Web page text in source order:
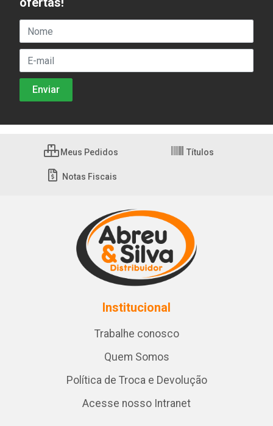
Meus Pedidos Títulos
Notas Fiscais
Institucional
Trabalhe conosco
Quem Somos
Política de Troca e Devolução
Acesse nosso Intranet